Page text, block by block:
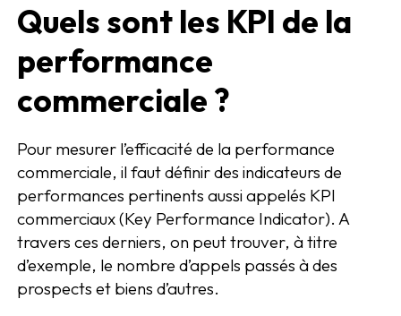
Quels sont les KPI de la
performance
commerciale ?
Pour mesurer l’efficacité de la performance
commerciale, il faut définir des indicateurs de
performances pertinents aussi appelés KPI
commerciaux (Key Performance Indicator). A
travers ces derniers, on peut trouver, à titre
d’exemple, le nombre d’appels passés à des
prospects et biens d’autres.